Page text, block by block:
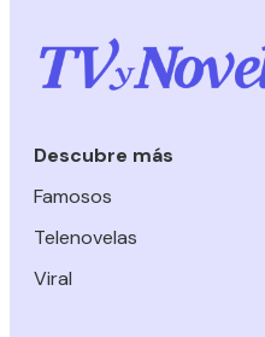
Descubre más
Famosos
Telenovelas
Viral